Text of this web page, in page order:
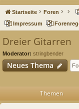
ne
llz
riff
en
Startseite Foren
Impressum
Dreier Gitarren
Moderator: stringbender
Neues Thema
Themen